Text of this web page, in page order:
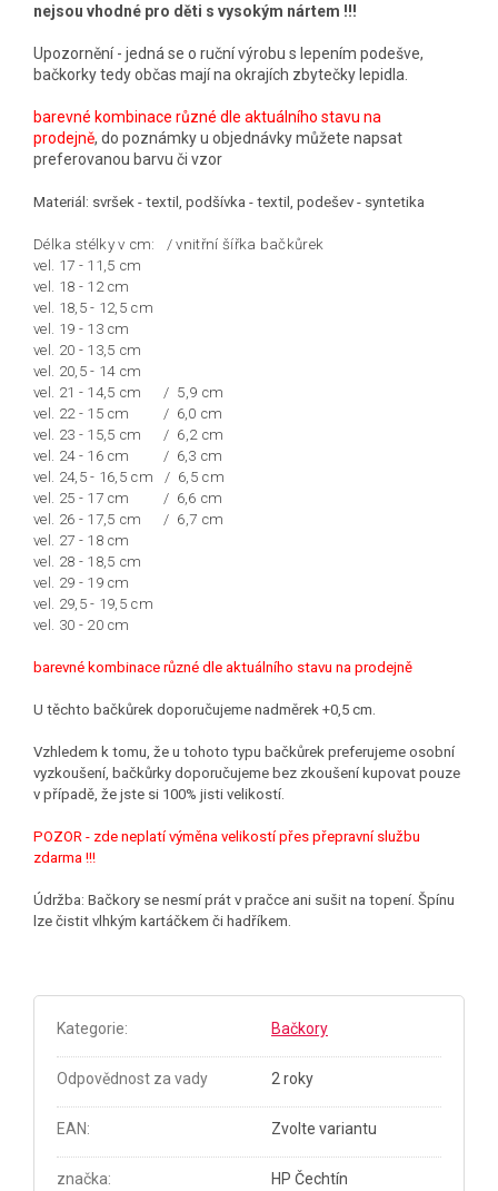
nejsou vhodné pro děti s vysokým nártem !!!
Upozornění - jedná se o ruční výrobu s lepením podešve,
bačkorky tedy občas mají na okrajích zbytečky lepidla.
barevné kombinace různé dle aktuálního stavu na
prodejně, do poznámky u objednávky můžete napsat
preferovanou barvu či vzor
Materiál: svršek - textil, podšívka - textil, podešev - syntetika
Délka stélky v cm: / vnitřní šířka bačkůrek
vel. 17 - 11,5 cm
vel. 18 - 12 cm
vel. 18,5 - 12,5 cm
vel. 19 - 13 cm
vel. 20 - 13,5 cm
vel. 20,5 - 14 cm
vel. 21 - 14,5 cm / 5,9 cm
vel. 22 - 15 cm / 6,0 cm
vel. 23 - 15,5 cm / 6,2 cm
vel. 24 - 16 cm / 6,3 cm
vel. 24,5 - 16,5 cm / 6,5 cm
vel. 25 - 17 cm / 6,6 cm
vel. 26 - 17,5 cm / 6,7 cm
vel. 27 - 18 cm
vel. 28 - 18,5 cm
vel. 29 - 19 cm
vel. 29,5 - 19,5 cm
vel. 30 - 20 cm
barevné kombinace různé dle aktuálního stavu na prodejně
U těchto bačkůrek doporučujeme nadměrek +0,5 cm.
Vzhledem k tomu, že u tohoto typu bačkůrek preferujeme osobní
vyzkoušení, bačkůrky doporučujeme bez zkoušení kupovat pouze
v případě, že jste si 100% jisti velikostí.
POZOR - zde neplatí výměna velikostí přes přepravní službu
zdarma !!!
Údržba: Bačkory se nesmí prát v pračce ani sušit na topení. Špínu
lze čistit vlhkým kartáčkem či hadříkem.
Kategorie: Bačkory
Odpovědnost za vady 2 roky
EAN: Zvolte variantu
značka: HP Čechtín